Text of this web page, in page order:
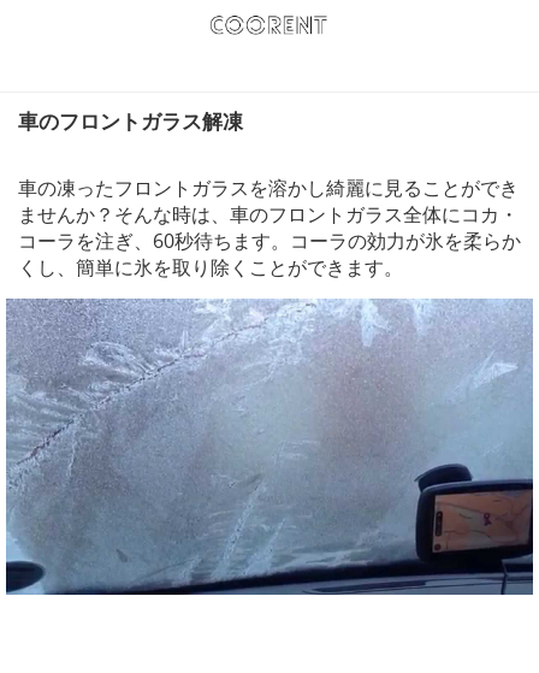
車のフロントガラス解凍
車の凍ったフロントガラスを溶かし綺麗に見ることができ
ませんか？そんな時は、車のフロントガラス全体にコカ・
コーラを注ぎ、60秒待ちます。コーラの効力が氷を柔らか
くし、簡単に氷を取り除くことができます。